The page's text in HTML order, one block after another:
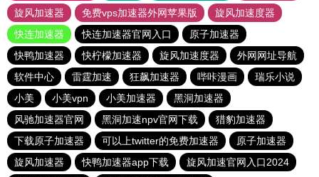
旋风加速器
免费vps加速器外网苹果版
旋风加速度器
快连加速器
快连加速器官网入口
原子加速器
快鸭加速器
快柠檬加速器 旋风加速度器
外网网址导航
软件中心
雷霆加速 狂飙加速器 哔咔漫画
瑞乐小说
小美
小美vpn 小美加速器
黑洞加速器
风驰加速器官网
黑洞加速npv官网下载
猎豹加速器
下载原子加速器
可以上twitter的免费加速器
原子加速器
旋风加速器
快鸭加速器app下载
旋风加速官网入口2024